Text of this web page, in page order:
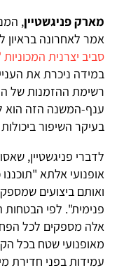
מארק פניגשטיין,
אמר לאחרונה בראיון
סביב יצרנית
במידה ניכרת את
רשימת ההזמנות של
ענף-המשנה הזה הוא
בעיקר השיפור
לדברי פניגשטיין,
אופנועי אלתא
ואותם ביצועים
פנימית". לפי
אלה מספקים לכל
מאופנועי שטח בכל
עמידות בפני חדירת